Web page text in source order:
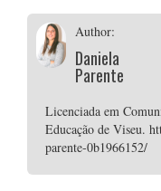
Author:
Daniela
Parente
Licenciada em
Educação de Viseu.
parente-0b1966152/